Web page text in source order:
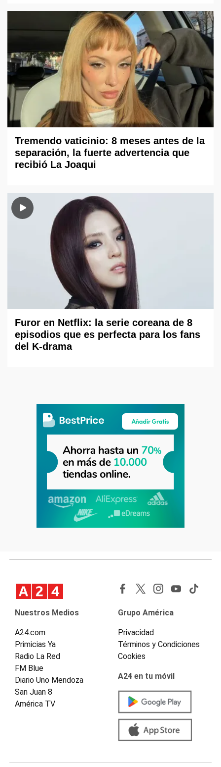
Tremendo vaticinio: 8 meses antes de la
separación, la fuerte advertencia que
recibió La Joaqui
Furor en Netflix: la serie coreana de 8
episodios que es perfecta para los fans
del K-drama
Nuestros Medios
A24.com
Primicias Ya
Radio La Red
FM Blue
Diario Uno Mendoza
San Juan 8
América TV
Grupo América
Privacidad
Términos y Condiciones
Cookies
A24 en tu móvil